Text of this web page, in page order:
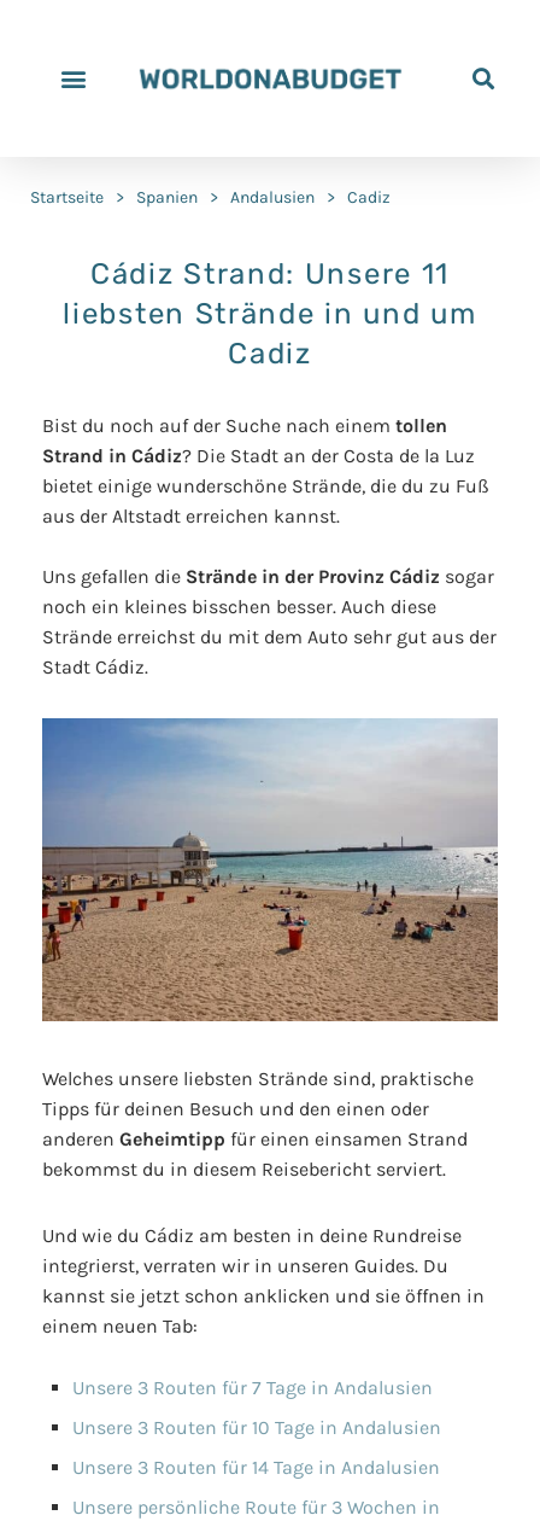
Startseite > Spanien > Andalusien > Cadiz
Cádiz Strand: Unsere 11
liebsten Strände in und um
Cadiz
Bist du noch auf der Suche nach einem tollen
Strand in Cádiz? Die Stadt an der Costa de la Luz
bietet einige wunderschöne Strände, die du zu Fuß
aus der Altstadt erreichen kannst.
Uns gefallen die Strände in der Provinz Cádiz sogar
noch ein kleines bisschen besser. Auch diese
Strände erreichst du mit dem Auto sehr gut aus der
Stadt Cádiz.
Welches unsere liebsten Strände sind, praktische
Tipps für deinen Besuch und den einen oder
anderen Geheimtipp für einen einsamen Strand
bekommst du in diesem Reisebericht serviert.
Und wie du Cádiz am besten in deine Rundreise
integrierst, verraten wir in unseren Guides. Du
kannst sie jetzt schon anklicken und sie öffnen in
einem neuen Tab:
Unsere 3 Routen für 7 Tage in Andalusien
Unsere 3 Routen für 10 Tage in Andalusien
Unsere 3 Routen für 14 Tage in Andalusien
Unsere persönliche Route für 3 Wochen in